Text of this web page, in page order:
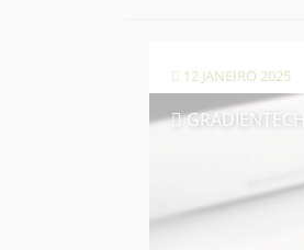
12 JANEIRO 2025
GRADIENTECH